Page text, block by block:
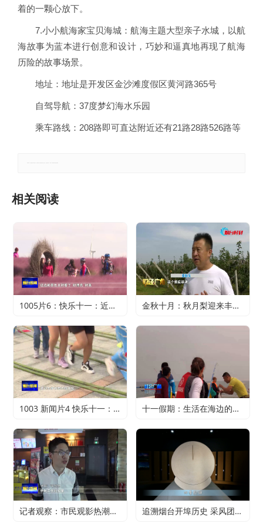
着的一颗心放下。
7.小小航海家宝贝海城：航海主题大型亲子水城，以航
海故事为蓝本进行创意和设计，巧妙和逼真地再现了航海
历险的故事场景。
地址：地址是开发区金沙滩度假区黄河路365号
自驾导航：37度梦幻海水乐园
乘车路线：208路即可直达附近还有21路28路526路等
相关阅读
1005片6：快乐十一：近郊游火爆 家门口轻松过假期 金秋十月：秋月梨迎来丰收 农户赚得满心欢喜
1003 新闻片4 快乐十一：寻特色旅游 享精彩假期 十一假期：生活在海边的正确打开方式
记者观察：市民观影热潮升温 电影行业加快复苏 追溯烟台开埠历史 采风团走进烟台山开埠陈列馆